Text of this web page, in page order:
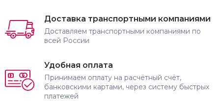
Доставка транспортными компаниями
Доставляем транспортными компаниями по
всей России
Удобная оплата
Принимаем оплату на расчётный счёт,
банковскими картами, через систему быстрых
платежей